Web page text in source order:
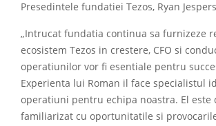
Presedintele fundatiei Tezos, Ryan
„Intrucat fundatia continua sa furnizeze
ecosistem Tezos in crestere, CFO si
operatiunilor vor fi esentiale pentru
Experienta lui Roman il face specialistul
operatiuni pentru echipa noastra. El este
familiarizat cu oportunitatile si